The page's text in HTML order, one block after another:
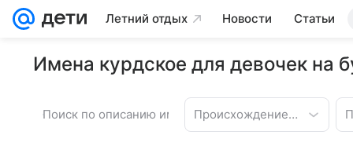
Летний отдых Новости Статьи
Имена курдское для девочек на
Происхождение имени